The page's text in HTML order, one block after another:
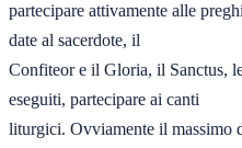
partecipare attivamente alle
date al sacerdote, il
Confiteor e il Gloria, il Sanctus,
eseguiti, partecipare ai canti
liturgici. Ovviamente il massimo